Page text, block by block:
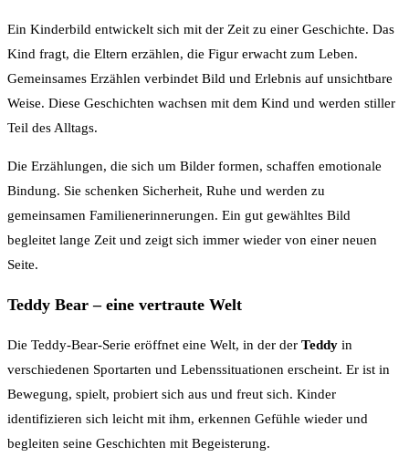
Ein Kinderbild entwickelt sich mit der Zeit zu einer Geschichte. Das
Kind fragt, die Eltern erzählen, die Figur erwacht zum Leben.
Gemeinsames Erzählen verbindet Bild und Erlebnis auf unsichtbare
Weise. Diese Geschichten wachsen mit dem Kind und werden stiller
Teil des Alltags.
Die Erzählungen, die sich um Bilder formen, schaffen emotionale
Bindung. Sie schenken Sicherheit, Ruhe und werden zu
gemeinsamen Familienerinnerungen. Ein gut gewähltes Bild
begleitet lange Zeit und zeigt sich immer wieder von einer neuen
Seite.
Teddy Bear – eine vertraute Welt
Die Teddy-Bear-Serie eröffnet eine Welt, in der der Teddy in
verschiedenen Sportarten und Lebenssituationen erscheint. Er ist in
Bewegung, spielt, probiert sich aus und freut sich. Kinder
identifizieren sich leicht mit ihm, erkennen Gefühle wieder und
begleiten seine Geschichten mit Begeisterung.